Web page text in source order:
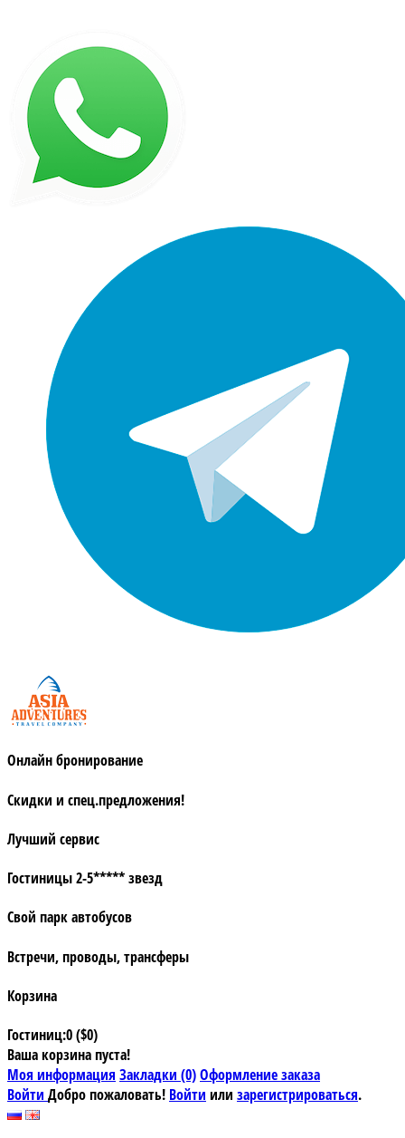
Онлайн бронирование
Скидки и спец.предложения!
Лучший сервис
Гостиницы 2-5***** звезд
Свой парк автобусов
Встречи, проводы, трансферы
Корзина
Гостиниц:0 ($0)
Ваша корзина пуста!
Моя информация Закладки (0)Оформление заказа
Войти Добро пожаловать! Войти или зарегистрироваться.